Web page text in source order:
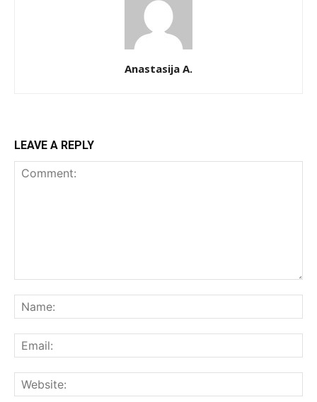
Anastasija A.
LEAVE A REPLY